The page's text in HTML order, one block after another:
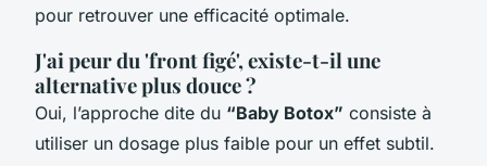
pour retrouver une efficacité optimale.
J'ai peur du 'front figé', existe-t-il une
alternative plus douce ?
Oui, l’approche dite du “Baby Botox” consiste à
utiliser un dosage plus faible pour un effet subtil.